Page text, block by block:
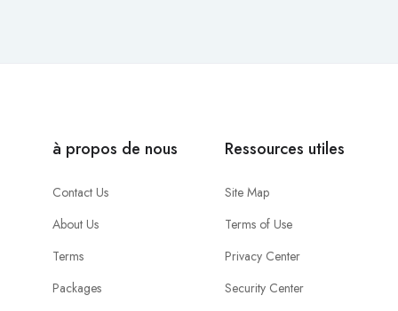
à propos de nous
Contact Us
About Us
Terms
Packages
Ressources utiles
Site Map
Terms of Use
Privacy Center
Security Center